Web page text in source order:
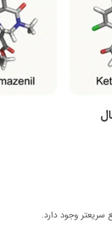
سريعتر وجود دارد.